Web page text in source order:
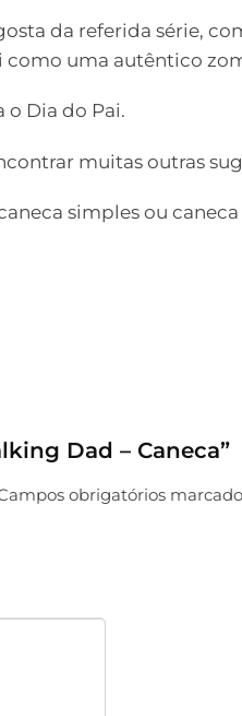
da referida série,
como uma autêntico
o Dia do Pai.
muitas outras
simples ou
Dad – Caneca”
obrigatórios